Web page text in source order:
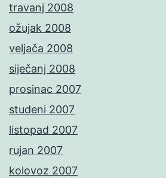
travanj 2008
ožujak 2008
veljača 2008
siječanj 2008
prosinac 2007
studeni 2007
listopad 2007
rujan 2007
kolovoz 2007